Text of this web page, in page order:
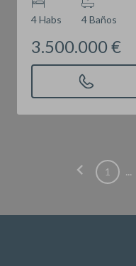
4 Habs 4 Baños
3.500.000 €
chevron_left 1 ...